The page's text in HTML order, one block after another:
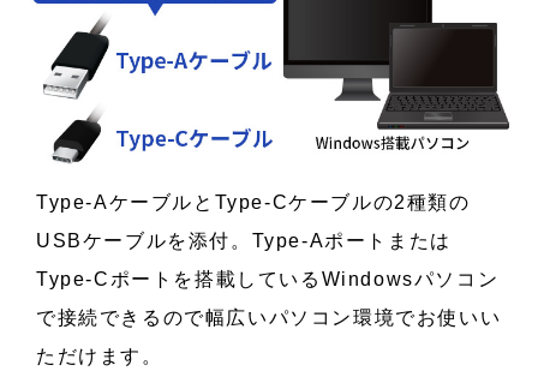
Type-AケーブルとType-Cケーブルの2種類の
USBケーブルを添付。Type-Aポートまたは
Type-Cポートを搭載しているWindowsパソコン
で接続できるので幅広いパソコン環境でお使いい
ただけます。